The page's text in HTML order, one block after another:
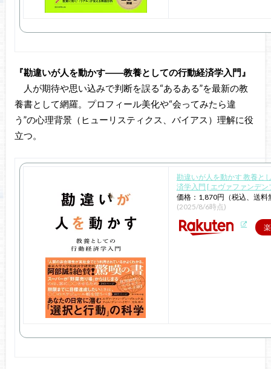
『勘違いが人を動かす――教養としての行動経済学入門』
人が期待や思い込みで判断を誤る“あるある”を最新の教
養書として網羅。プロフィール美化や“会ってみたら違
う”の心理背景（ヒューリスティクス、バイアス）理解に役
立つ。
勘違いが人を動かす 教養と
済学入門 [ エヴァファンデン
価格：1,870円（税込、送料
(2025/8/6時点)